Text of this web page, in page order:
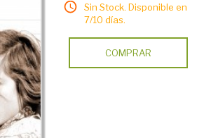
Sin Stock. Disponible en
7/10 días.
COMPRAR